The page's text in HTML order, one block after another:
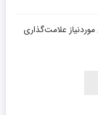
علامت‌گذاری